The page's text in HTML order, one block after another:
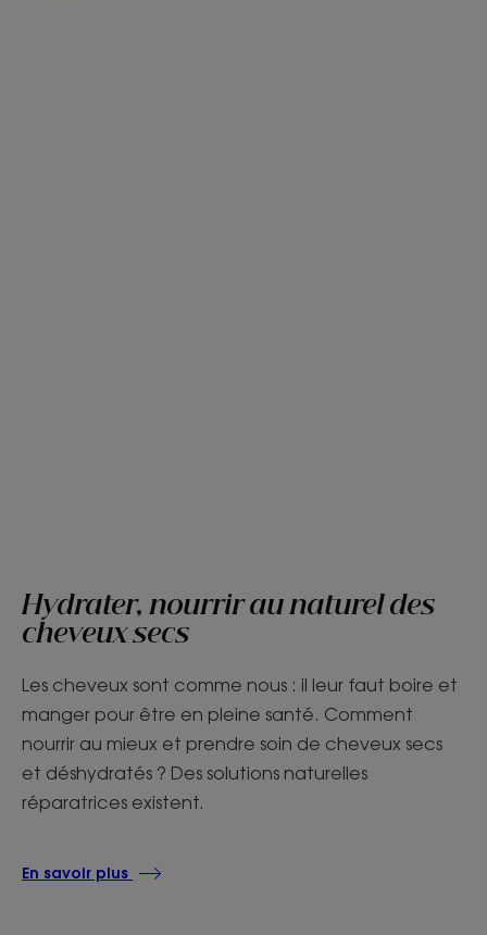
Hydrater, nourrir au naturel des
cheveux secs
Les cheveux sont comme nous : il leur faut boire et
manger pour être en pleine santé. Comment
nourrir au mieux et prendre soin de cheveux secs
et déshydratés ? Des solutions naturelles
réparatrices existent.
En savoir plus